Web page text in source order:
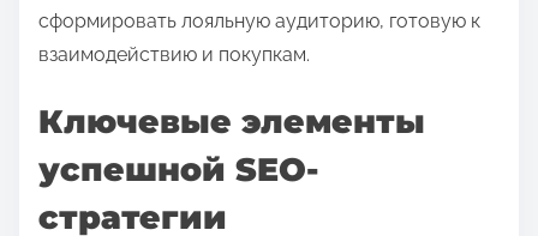
сформировать лояльную аудиторию, готовую к
взаимодействию и покупкам.
Ключевые элементы
успешной SEO-
стратегии